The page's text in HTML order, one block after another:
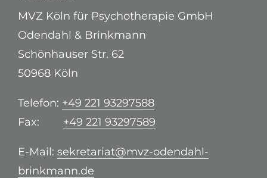
MVZ Köln für Psychotherapie GmbH
Odendahl & Brinkmann
Schönhauser Str. 62
50968 Köln
Telefon: +49 221 93297588
Fax: +49 221 93297589
E-Mail: sekretariat@mvz-odendahl-
brinkmann.de